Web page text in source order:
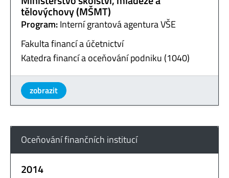
tělovýchovy (MŠMT)
Program:Interní grantová agentura VŠE
Fakulta financí a účetnictví
Katedra financí a oceňování podniku (1040)
zobrazit
Oceňování finančních institucí
2014